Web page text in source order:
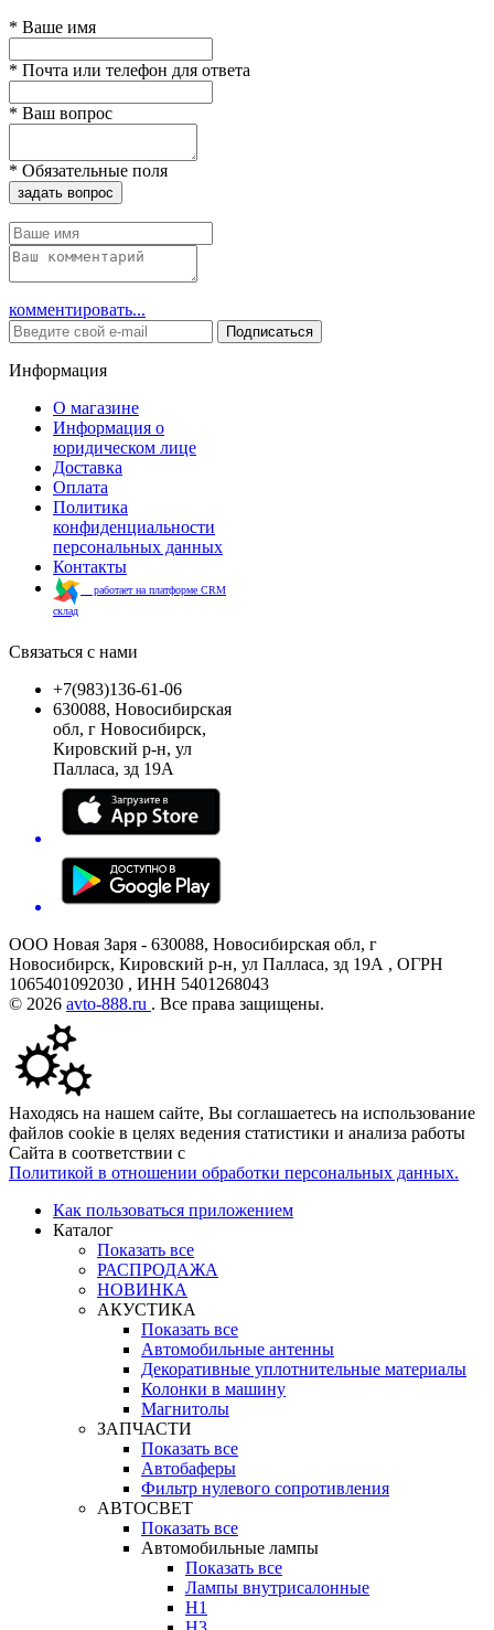
* Ваше имя
* Почта или телефон для ответа
* Ваш вопрос
* Обязательные поля
задать вопрос
комментировать...
Подписаться
Информация
О магазине
Информация о
юридическом лице
Доставка
Оплата
Политика
конфиденциальности
персональных данных
Контакты
работает на платформе CRM
склад
Связаться с нами
+7(983)136-61-06
630088, Новосибирская
обл, г Новосибирск,
Кировский р-н, ул
Палласа, зд 19А
ООО Новая Заря - 630088, Новосибирская обл, г
Новосибирск, Кировский р-н, ул Палласа, зд 19А , ОГРН
1065401092030 , ИНН 5401268043
© 2026 avto-888.ru . Все права защищены.
Находясь на нашем сайте, Вы соглашаетесь на использование
файлов cookie в целях ведения статистики и анализа работы
Сайта в соответствии с
Политикой в отношении обработки персональных данных.
Как пользоваться приложением
Каталог
Показать все
РАСПРОДАЖА
НОВИНКА
АКУСТИКА
Показать все
Автомобильные антенны
Декоративные уплотнительные материалы
Колонки в машину
Магнитолы
ЗАПЧАСТИ
Показать все
Автобаферы
Фильтр нулевого сопротивления
АВТОСВЕТ
Показать все
Автомобильные лампы
Показать все
Лампы внутрисалонные
H1